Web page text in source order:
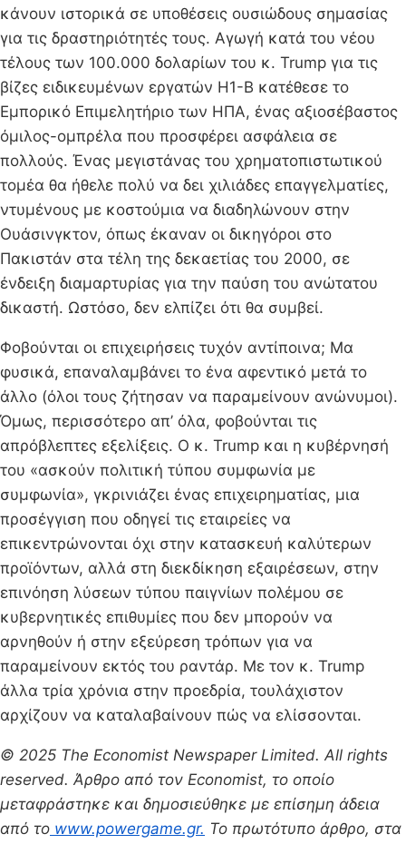
κάνουν ιστορικά σε υποθέσεις ουσιώδους σημασίας
για τις δραστηριότητές τους. Αγωγή κατά του νέου
τέλους των 100.000 δολαρίων του κ. Trump για τις
βίζες ειδικευμένων εργατών H1-B κατέθεσε το
Εμπορικό Επιμελητήριο των ΗΠΑ, ένας αξιοσέβαστος
όμιλος-ομπρέλα που προσφέρει ασφάλεια σε
πολλούς. Ένας μεγιστάνας του χρηματοπιστωτικού
τομέα θα ήθελε πολύ να δει χιλιάδες επαγγελματίες,
ντυμένους με κοστούμια να διαδηλώνουν στην
Ουάσινγκτον, όπως έκαναν οι δικηγόροι στο
Πακιστάν στα τέλη της δεκαετίας του 2000, σε
ένδειξη διαμαρτυρίας για την παύση του ανώτατου
δικαστή. Ωστόσο, δεν ελπίζει ότι θα συμβεί.
Φοβούνται οι επιχειρήσεις τυχόν αντίποινα; Μα
φυσικά, επαναλαμβάνει το ένα αφεντικό μετά το
άλλο (όλοι τους ζήτησαν να παραμείνουν ανώνυμοι).
Όμως, περισσότερο απ’ όλα, φοβούνται τις
απρόβλεπτες εξελίξεις. Ο κ. Trump και η κυβέρνησή
του «ασκούν πολιτική τύπου συμφωνία με
συμφωνία», γκρινιάζει ένας επιχειρηματίας, μια
προσέγγιση που οδηγεί τις εταιρείες να
επικεντρώνονται όχι στην κατασκευή καλύτερων
προϊόντων, αλλά στη διεκδίκηση εξαιρέσεων, στην
επινόηση λύσεων τύπου παιγνίων πολέμου σε
κυβερνητικές επιθυμίες που δεν μπορούν να
αρνηθούν ή στην εξεύρεση τρόπων για να
παραμείνουν εκτός του ραντάρ. Με τον κ. Trump
άλλα τρία χρόνια στην προεδρία, τουλάχιστον
αρχίζουν να καταλαβαίνουν πώς να ελίσσονται.
© 2025 The Economist Newspaper Limited. All rights
reserved. Άρθρο από τον Economist, το οποίο
μεταφράστηκε και δημοσιεύθηκε με επίσημη άδεια
από το www.powergame.gr. Το πρωτότυπο άρθρο, στα